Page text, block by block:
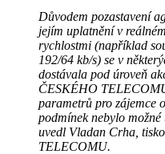
Důvodem pozastavení
jejím uplatnění v
rychlostmi (například
192/64 kb/s) se v
dostávala pod úroveň
ČESKÉHO
parametrů pro zájemce
podmínek nebylo
uvedl Vladan Crha,
TELECOMU.